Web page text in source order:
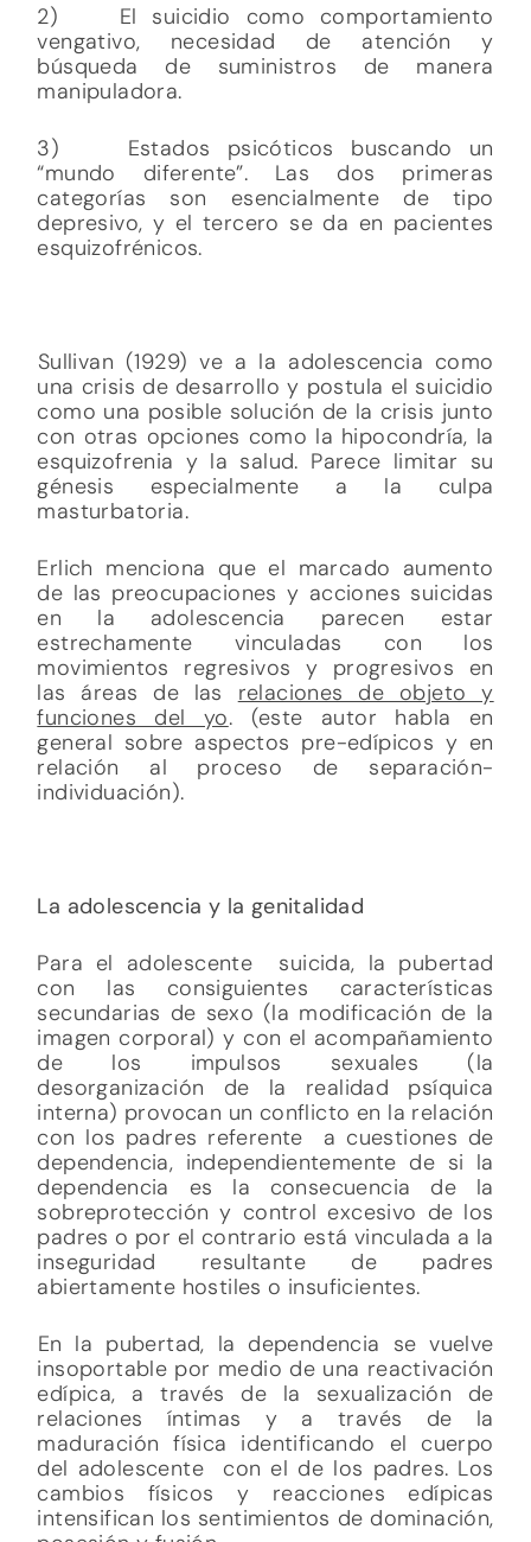
2) El suicidio como comportamiento
vengativo, necesidad de atención y
búsqueda de suministros de manera
manipuladora.
3) Estados psicóticos buscando un
“mundo diferente”. Las dos primeras
categorías son esencialmente de tipo
depresivo, y el tercero se da en pacientes
esquizofrénicos.
Sullivan (1929) ve a la adolescencia como
una crisis de desarrollo y postula el suicidio
como una posible solución de la crisis junto
con otras opciones como la hipocondría, la
esquizofrenia y la salud. Parece limitar su
génesis especialmente a la culpa
masturbatoria.
Erlich menciona que el marcado aumento
de las preocupaciones y acciones suicidas
en la adolescencia parecen estar
estrechamente vinculadas con los
movimientos regresivos y progresivos en
las áreas de las relaciones de objeto y
funciones del yo. (este autor habla en
general sobre aspectos pre-edípicos y en
relación al proceso de separación-
individuación).
La adolescencia y la genitalidad
Para el adolescente suicida, la pubertad
con las consiguientes características
secundarias de sexo (la modificación de la
imagen corporal) y con el acompañamiento
de los impulsos sexuales (la
desorganización de la realidad psíquica
interna) provocan un conflicto en la relación
con los padres referente a cuestiones de
dependencia, independientemente de si la
dependencia es la consecuencia de la
sobreprotección y control excesivo de los
padres o por el contrario está vinculada a la
inseguridad resultante de padres
abiertamente hostiles o insuficientes.
En la pubertad, la dependencia se vuelve
insoportable por medio de una reactivación
edípica, a través de la sexualización de
relaciones íntimas y a través de la
maduración física identificando el cuerpo
del adolescente con el de los padres. Los
cambios físicos y reacciones edípicas
intensifican los sentimientos de dominación,